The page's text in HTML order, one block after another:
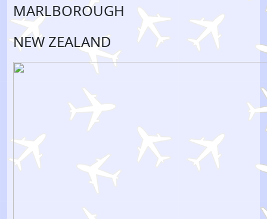
MARLBOROUGH
NEW ZEALAND